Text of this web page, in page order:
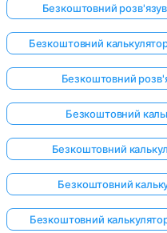
Безкоштовний
Безкоштовний
Безкоштовний
Безкоштовний
Безкоштовний
Безкоштовний
Безкоштовний